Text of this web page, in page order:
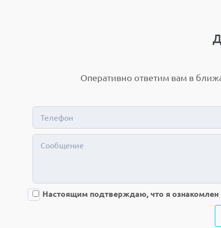
Оперативно ответим вам в
Настоящим подтверждаю, что я ознакомлен